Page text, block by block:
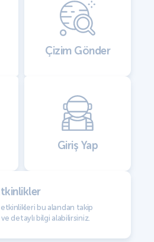
Çizim Gönder
Giriş Yap
bu alandan takip
detaylı bilgi alabilirsiniz.